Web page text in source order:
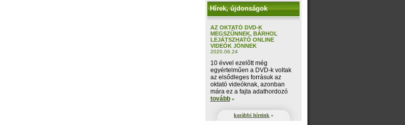
Hírek, újdonságok
AZ OKTATÓ DVD-K
MEGSZŰNNEK, BÁRHOL
LEJÁTSZHATÓ ONLINE
VIDEÓK JÖNNEK
2020.06.24
10 évvel ezelőtt még
egyértelműen a DVD-k voltak
az elsődleges forrásuk az
oktató videóknak, azonban
mára ez a fajta adathordozó
tovább »
korábbi híreink »